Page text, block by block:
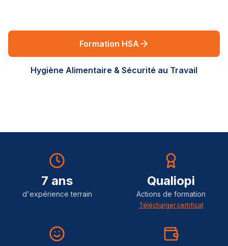
Formation HSA
Hygiène Alimentaire & Sécurité au Travail
7 ans
d'expérience terrain
Qualiopi
Actions de formation
Télécharger certificat